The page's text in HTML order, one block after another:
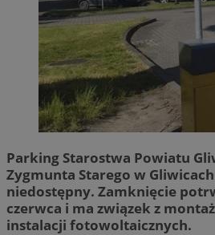
Parking Starostwa Powiatu
Zygmunta Starego w
niedostępny. Zamknięcie
czerwca i ma związek z
instalacji fotowoltaicznych.